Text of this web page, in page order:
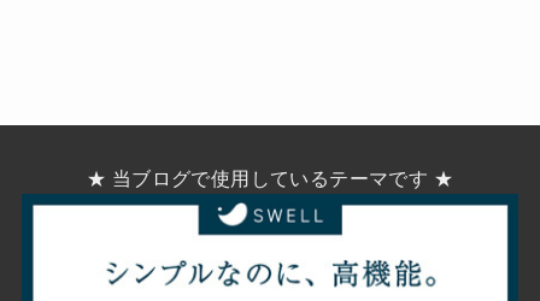
★ 当ブログで使用しているテーマです ★